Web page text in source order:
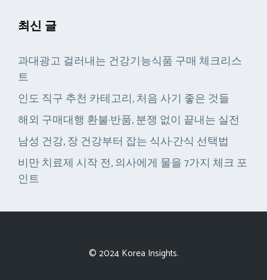
최신 글
과대광고 걸러내는 건강기능식품 구매 체크리스
트
인도 직구 추천 카테고리, 처음 사기 좋은 것들
해외 구매대행 환불·반품, 분쟁 없이 끝내는 실전
남성 건강, 장 건강부터 잡는 식사·간식 선택법
비만 치료제 시작 전, 의사에게 물을 7가지 체크 포
인트
© 2024 Korea Insights.